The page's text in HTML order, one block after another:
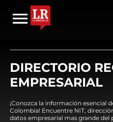
DIRECTORIO
EMPRESARIAL
¡Conozca la información esencial
Colombia! Encuentre NIT,
datos empresarial mas grande del